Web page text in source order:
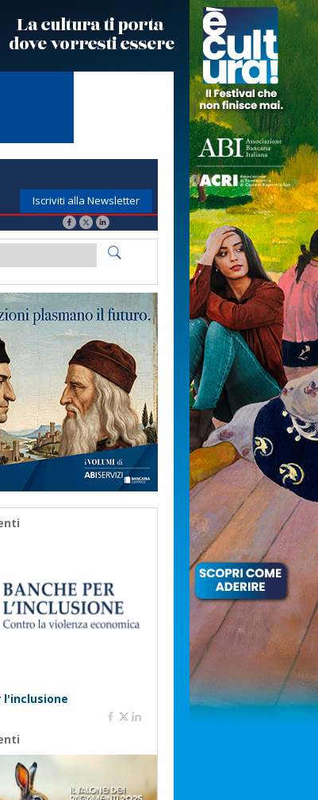
Iscriviti alla Newsletter
l'inclusione